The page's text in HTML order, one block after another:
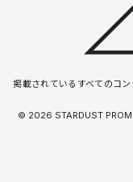
掲載されているすべてのコ
© 2026 STARDUST